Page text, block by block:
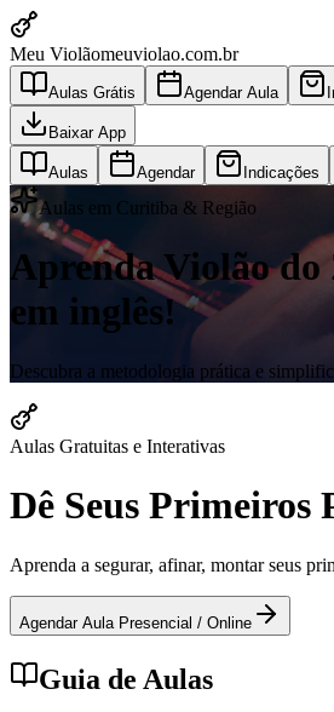
Meu Violãomeuviolao.com.br
Aulas Grátis Agendar Aula
Baixar App
Aulas Agendar Indicações
Aulas em Curitiba & Região
Aprenda Violão do
em inglês!
Descubra a metodologia prática e
Aulas Gratuitas e Interativas
Dê Seus Primeiros
Aprenda a segurar, afinar, montar seus
Agendar Aula Presencial / Online
Guia de Aulas